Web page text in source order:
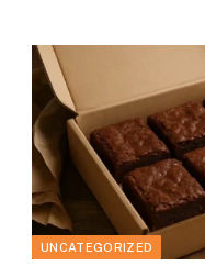
UNCATEGORIZED